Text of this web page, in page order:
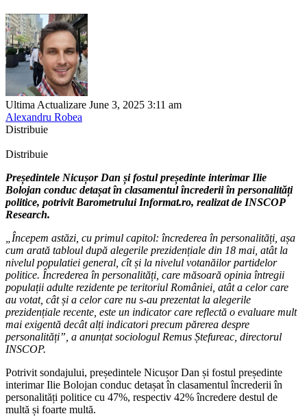
Ultima Actualizare June 3, 2025 3:11 am
Alexandru Robea
Distribuie
Distribuie
Președintele Nicușor Dan și fostul președinte interimar Ilie
Bolojan conduc detașat în clasamentul încrederii în personalități
politice, potrivit Barometrului Informat.ro, realizat de INSCOP
Research.
„Începem astăzi, cu primul capitol: încrederea în personalități, așa
cum arată tabloul după alegerile prezidențiale din 18 mai, atât la
nivelul populatiei general, cît și la nivelul votanăilor partidelor
politice. Încrederea în personalități, care măsoară opinia întregii
populații adulte rezidente pe teritoriul României, atât a celor care
au votat, cât și a celor care nu s-au prezentat la alegerile
prezidențiale recente, este un indicator care reflectă o evaluare mult
mai exigentă decât alți indicatori precum părerea despre
personalități”, a anunțat sociologul Remus Ștefureac, directorul
INSCOP.
Potrivit sondajului, președintele Nicușor Dan și fostul președinte
interimar Ilie Bolojan conduc detașat în clasamentul încrederii în
personalități politice cu 47%, respectiv 42% încredere destul de
multă și foarte multă.